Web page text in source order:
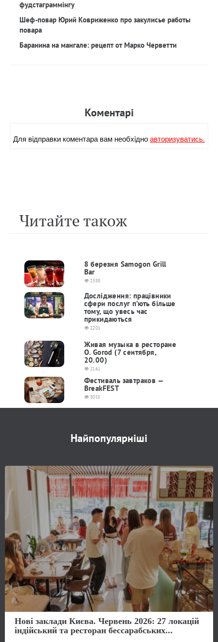
фудстаграммінгу
Шеф-повар Юрий Ковриженко про закулисье работы
повара
Баранина на мангале: рецепт от Марко Черветти
Коментарi
Для вiдправки коментара вам необхiдноавторизуватись.
Читайте також
8 березня Samogon Grill
Bar
2388
Дослідження: працівники
сфери послуг п’ють більше
тому, що увесь час
прикидаються
2201
Живая музыка в ресторане
O. Gorod (7 сентября,
20.00)
2161
Фестиваль завтраков —
BreakFEST
3055
Найпопулярніші
Нові заклади Києва. Червень 2026: 27 локацій
індійський та ресторан бессарабських...